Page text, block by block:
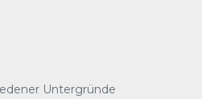
Untergründe